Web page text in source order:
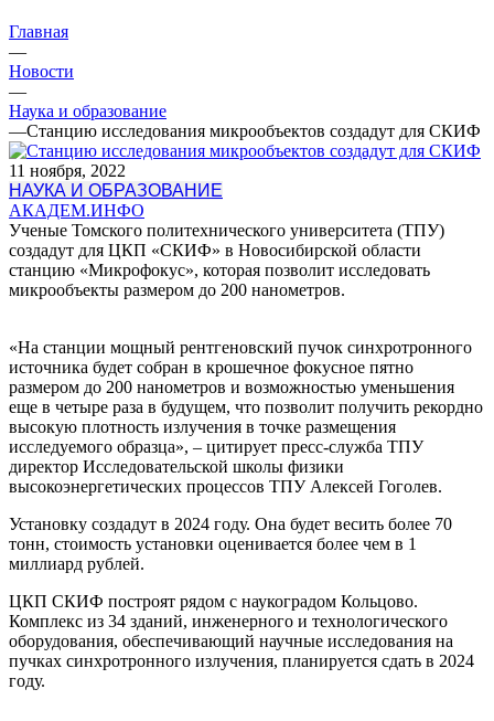
Главная
—
Новости
—
Наука и образование
—Станцию исследования микрообъектов создадут для СКИФ
11 ноября, 2022
НАУКА И ОБРАЗОВАНИЕ
АКАДЕМ.ИНФО
Ученые Томского политехнического университета (ТПУ)
создадут для ЦКП «СКИФ» в Новосибирской области
станцию «Микрофокус», которая позволит исследовать
микрообъекты размером до 200 нанометров.
«На станции мощный рентгеновский пучок синхротронного
источника будет собран в крошечное фокусное пятно
размером до 200 нанометров и возможностью уменьшения
еще в четыре раза в будущем, что позволит получить рекордно
высокую плотность излучения в точке размещения
исследуемого образца», – цитирует пресс-служба ТПУ
директор Исследовательской школы физики
высокоэнергетических процессов ТПУ Алексей Гоголев.
Установку создадут в 2024 году. Она будет весить более 70
тонн, стоимость установки оценивается более чем в 1
миллиард рублей.
ЦКП СКИФ построят рядом с наукоградом Кольцово.
Комплекс из 34 зданий, инженерного и технологического
оборудования, обеспечивающий научные исследования на
пучках синхротронного излучения, планируется сдать в 2024
году.